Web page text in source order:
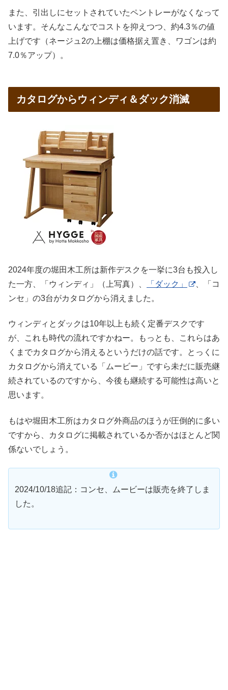
また、引出しにセットされていたペントレーがなくなって
います。そんなこんなでコストを抑えつつ、約4.3％の値
上げです（ネージュ2の上棚は価格据え置き、ワゴンは約
7.0％アップ）。
カタログからウィンディ＆ダック消滅
2024年度の堀田木工所は新作デスクを一挙に3台も投入し
た一方、「ウィンディ」（上写真）、
「ダック」
、「コ
ンセ」の3台がカタログから消えました。
ウィンディとダックは10年以上も続く定番デスクです
が、これも時代の流れですかねー。もっとも、これらはあ
くまでカタログから消えるというだけの話です。とっくに
カタログから消えている「ムービー」ですら未だに販売継
続されているのですから、今後も継続する可能性は高いと
思います。
もはや堀田木工所はカタログ外商品のほうが圧倒的に多い
ですから、カタログに掲載されているか否かはほとんど関
係ないでしょう。
2024/10/18追記：コンセ、ムービーは販売を終了しま
した。